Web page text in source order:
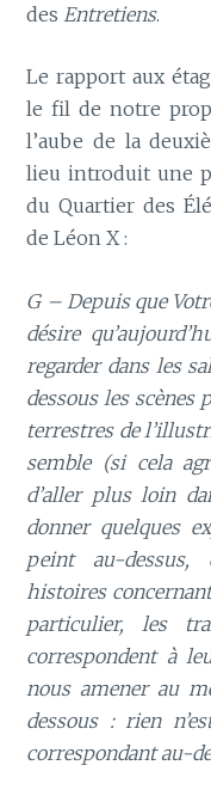
des Entretiens.
Le rapport aux
le fil de notre
l’aube de la
lieu introduit une
du Quartier des
de Léon X :
G – Depuis que
désire
regarder dans les
dessous les scènes
terrestres de
semble (si cela
d’aller plus loin
donner quelques
peint au-dessus,
histoires
particulier, les
correspondent à
nous amener au
dessous : rien
correspondant au-